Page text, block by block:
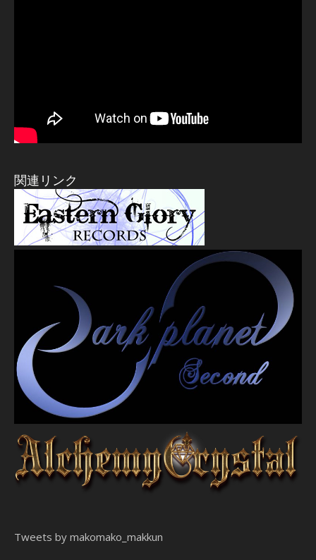
関連リンク
Tweets by makomako_makkun